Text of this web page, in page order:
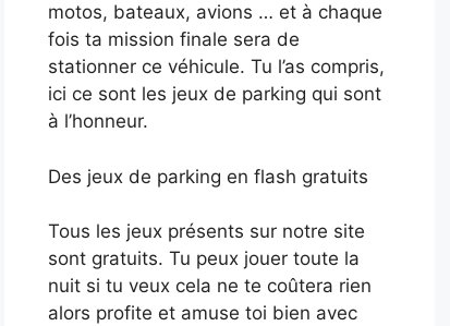
motos, bateaux, avions … et à chaque
fois ta mission finale sera de
stationner ce véhicule. Tu l’as compris,
ici ce sont les jeux de parking qui sont
à l’honneur.
Des jeux de parking en flash gratuits
Tous les jeux présents sur notre site
sont gratuits. Tu peux jouer toute la
nuit si tu veux cela ne te coûtera rien
alors profite et amuse toi bien avec